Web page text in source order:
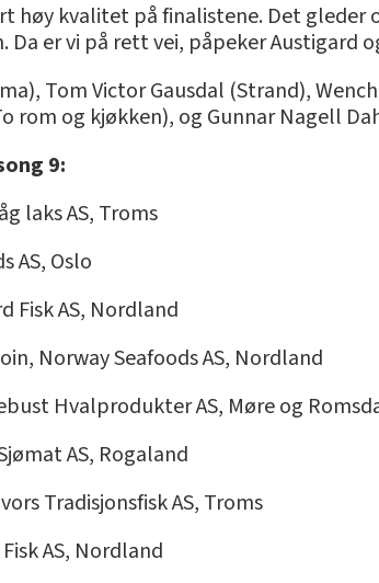
høy kvalitet på finalistene. Det
er vi på rett vei, påpeker Austigard
Tom Victor Gausdal (Strand),
rom og kjøkken), og Gunnar Nagell
9:
laks AS, Troms
AS, Oslo
Fisk AS, Nordland
Norway Seafoods AS, Nordland
Hvalprodukter AS, Møre og
AS, Rogaland
Tradisjonsfisk AS, Troms
AS, Nordland